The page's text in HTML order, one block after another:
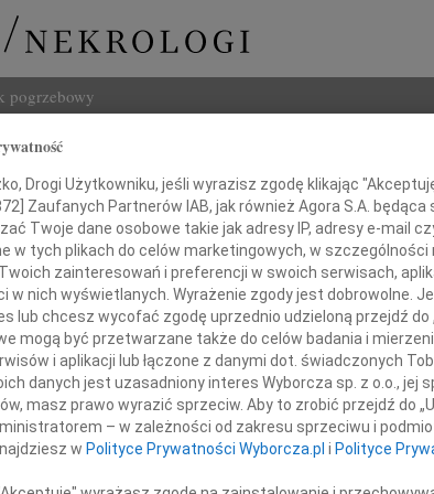
pogrzebowy
Marii Wasiak
z powodu śmierci
Drogi Użytkowniku, jeśli wyrazisz zgodę klikając
] Zaufanych Partnerów IAB, jak również Agora S.A. będąca
Twoje dane osobowe takie jak adresy IP, adresy e-mail
w tych plikach do celów marketingowych, w
zainteresowań i preferencji w swoich serwisach,
w nich wyświetlanych. Wyrażenie zgody jest dobrowolne.
lub chcesz wycofać zgodę uprzednio udzieloną przejdź do
mogą być przetwarzane także do celów badania i
i aplikacji lub łączone z danymi dot. świadczonych
danych jest uzasadniony interes Wyborcza sp. z o.o., jej
masz prawo wyrazić sprzeciw. Aby to zrobić przejdź do
– w zależności od zakresu sprzeciwu i
w Polityce Prywatności Wyborcza.pl i Polityce